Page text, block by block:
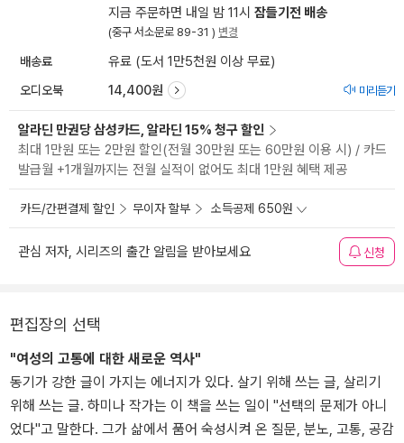
지금 주문하면 내일 밤 11시 잠들기전 배송
(중구 서소문로 89-31 ) 변경
배송료 유료 (도서 1만5천원 이상 무료)
오디오북 14,400원 미리듣기
알라딘 만권당 삼성카드, 알라딘 15% 청구 할인
최대 1만원 또는 2만원 할인(전월 30만원 또는 60만원 이용 시) / 카드
발급월 +1개월까지는 전월 실적이 없어도 최대 1만원 혜택 제공
카드/간편결제 할인 무이자 할부 소득공제 650원
관심 저자, 시리즈의 출간 알림을 받아보세요 신청
편집장의 선택
"여성의 고통에 대한 새로운 역사"
동기가 강한 글이 가지는 에너지가 있다. 살기 위해 쓰는 글, 살리기
위해 쓰는 글. 하미나 작가는 이 책을 쓰는 일이 "선택의 문제가 아니
었다"고 말한다. 그가 삶에서 품어 숙성시켜 온 질문, 분노, 고통, 공감